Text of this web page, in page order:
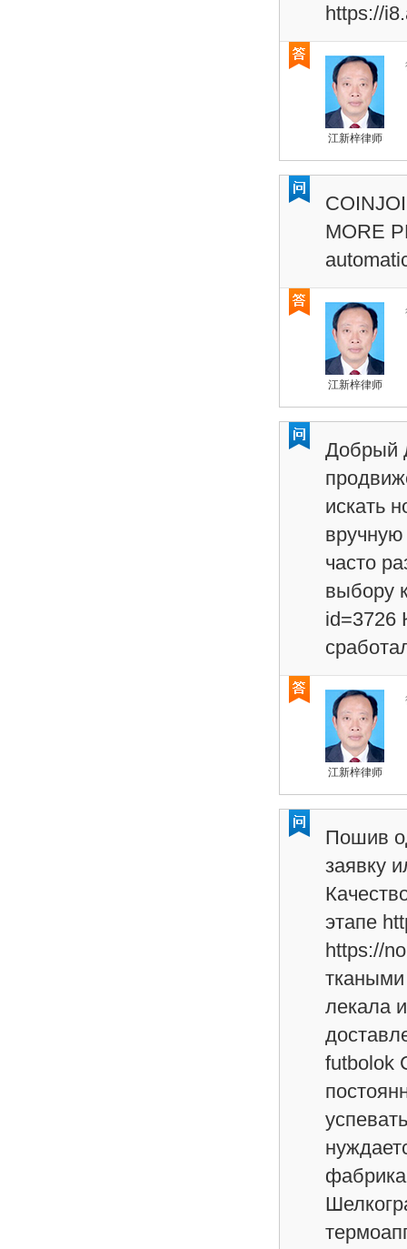
https://
江新梓律师
MORE
江新梓律师
Добрый
искать
часто
выбору
id=3726
江新梓律师
Пошив
заявку
этапе
https://
лекала
futbolok